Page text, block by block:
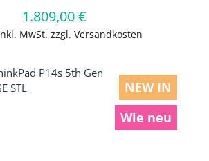
Regulärer Preis:
1.809,00 €
MwSt. zzgl. Versandkosten
In den Warenkorb
NEW IN
Wie neu